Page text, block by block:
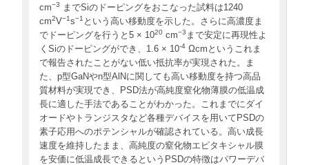
cm−3
までSiのドーピングをおこなった試料は1240
cm2V−1s−1 という高い移動度を示した。さらに高濃度ま
でドーピングを行うと5 × 1020 cm−3 まで安定に再現性よ
くSiのドーピングができ、1.6 × 10-4 Ωcmというこれま
で報告されたことがない低い抵抗率が実現された。ま
た、p型GaNやn型AlNに関しても高い移動度を持つ高品
質材料が実現でき、PSD法が高純度窒化物薄膜の低温成
長に適した手法であることがわかった。これまでにダイ
オードやトランジスタなど各種デバイスを用いてPSDの
素子応用へのポテンシャルが確認されている。高い成長
速度を維持したまま、高純度の窒化物エピタキシャル膜
を安価に低温成長できるというPSDの特徴はパワーデバ